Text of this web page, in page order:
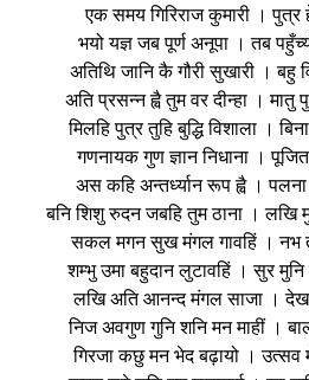
एक समय गिरिराज कुमारी । पुत्र
भयो यज्ञ जब पूर्ण अनूपा । तब
अतिथि जानि कै गौरी सुखारी । बहु
अति प्रसन्न ह्वै तुम वर दीन्हा । मातु
मिलहि पुत्र तुहि बुद्धि विशाला ।
गणनायक गुण ज्ञान निधाना ।
अस कहि अन्तर्ध्यान रूप ह्वै ।
बनि शिशु रुदन जबहि तुम ठाना । लखि
सकल मगन सुख मंगल गावहिं । नभ
शम्भु उमा बहुदान लुटावहिं । सुर
लखि अति आनन्द मंगल साजा ।
निज अवगुण गुनि शनि मन माहीं ।
गिरजा कछु मन भेद बढ़ायो । उत्सव